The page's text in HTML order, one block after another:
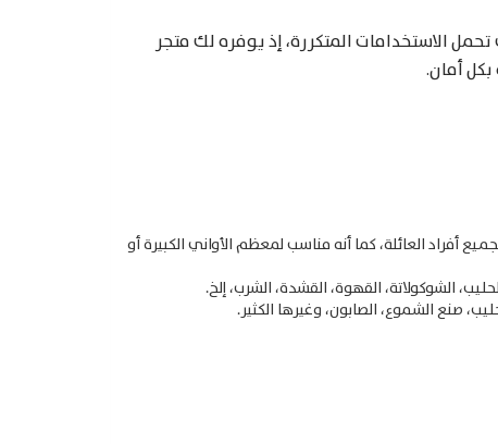
الاستخدامات المتكررة، إذ يوفره لك متجر
أمان.
أفراد العائلة، كما أنه مناسب لمعظم الأواني الكبيرة أو
الشوكولاتة، القهوة، القشدة، الشرب، إلخ.
صنع الشموع، الصابون، وغيرها الكثير.